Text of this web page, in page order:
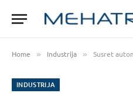
Home » Industrija » Susret
INDUSTRIJA